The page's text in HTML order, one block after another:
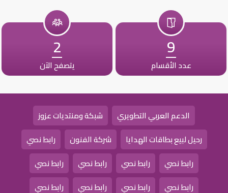
9
عدد الأقسام
2
يتصفح الآن
الدعم العربي التطويري
شبكة ومنتديات عزوز
رحيل لبيع بطاقات الهدايا
شركة الفنون
رابط نصي
رابط نصي
رابط نصي رابط نصي
رابط نصي
رابط نصي
رابط نصي رابط نصي رابط نصي